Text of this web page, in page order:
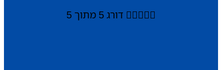
 דורג 5 מתוך 5